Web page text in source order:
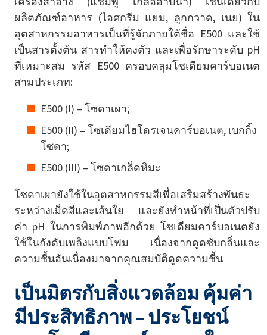
ผลิตภัณฑ์อาหาร (ไอศกรีม แยม, ลูกกวาด, เนย) ใน
อุตสาหกรรมอาหารเป็นที่รู้จักภายใต้ชื่อ E500 และใช้
เป็นสารตั้งต้น สารทำให้คงตัว และเพื่อรักษาระดับ pH
ที่เหมาะสม รหัส E500 ครอบคลุมโซเดียมคาร์บอเนต
สามประเภท:
E500 (I) – โซดาเผา;
E500 (II) – โซเดียมไฮโดรเจนคาร์บอเนต, เบกกิ้ง
โซดา;
E500 (III) – โซดาเกล็ดหิมะ
โซดาเผายังใช้ในอุตสาหกรรมสีเพื่อเสริมสร้างพันธะ
ระหว่างเม็ดสีและเส้นใย และยังทำหน้าที่เป็นตัวปรับ
ค่า pH ในการพิมพ์ภาพอีกด้วย โซเดียมคาร์บอเนตยัง
ใช้ในถังดับเพลิงแบบโฟม เนื่องจากดูดซับกลิ่นและ
ความชื้นอันเนื่องมาจากคุณสมบัติดูดความชื้น
เป็นมิตรกับสิ่งแวดล้อม คุ้มค่า
มีประสิทธิภาพ – ประโยชน์